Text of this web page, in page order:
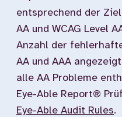
entsprechend der
AA und WCAG Level
Anzahl der
AA und AAA
alle AA Probleme
Eye-Able Report®
Eye-Able Audit Rules.